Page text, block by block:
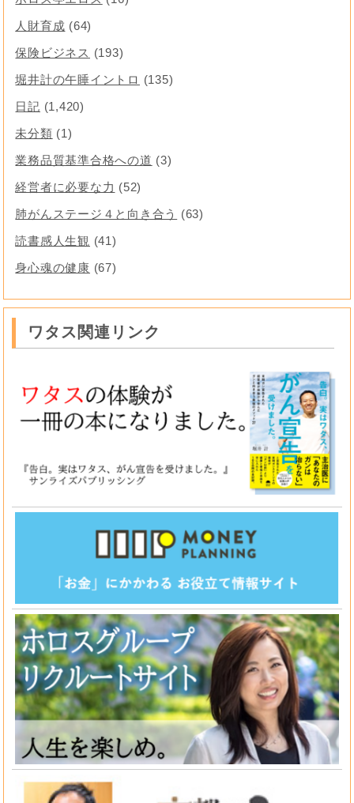
人財育成 (64)
保険ビジネス (193)
堀井計の午睡イントロ (135)
日記 (1,420)
未分類 (1)
業務品質基準合格への道 (3)
経営者に必要な力 (52)
肺がんステージ４と向き合う
(63)
読書感人生観 (41)
身心魂の健康 (67)
ワタス関連リンク